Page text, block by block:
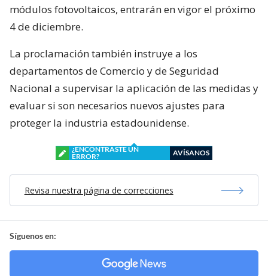
módulos fotovoltaicos, entrarán en vigor el próximo
4 de diciembre.
La proclamación también instruye a los
departamentos de Comercio y de Seguridad
Nacional a supervisar la aplicación de las medidas y
evaluar si son necesarios nuevos ajustes para
proteger la industria estadounidense.
¿ENCONTRASTE UN
ERROR?
AVÍSANOS
Revisa nuestra página de correcciones
Síguenos en: